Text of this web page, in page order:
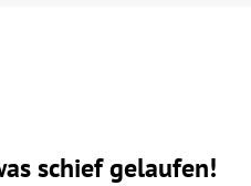
schief gelaufen!